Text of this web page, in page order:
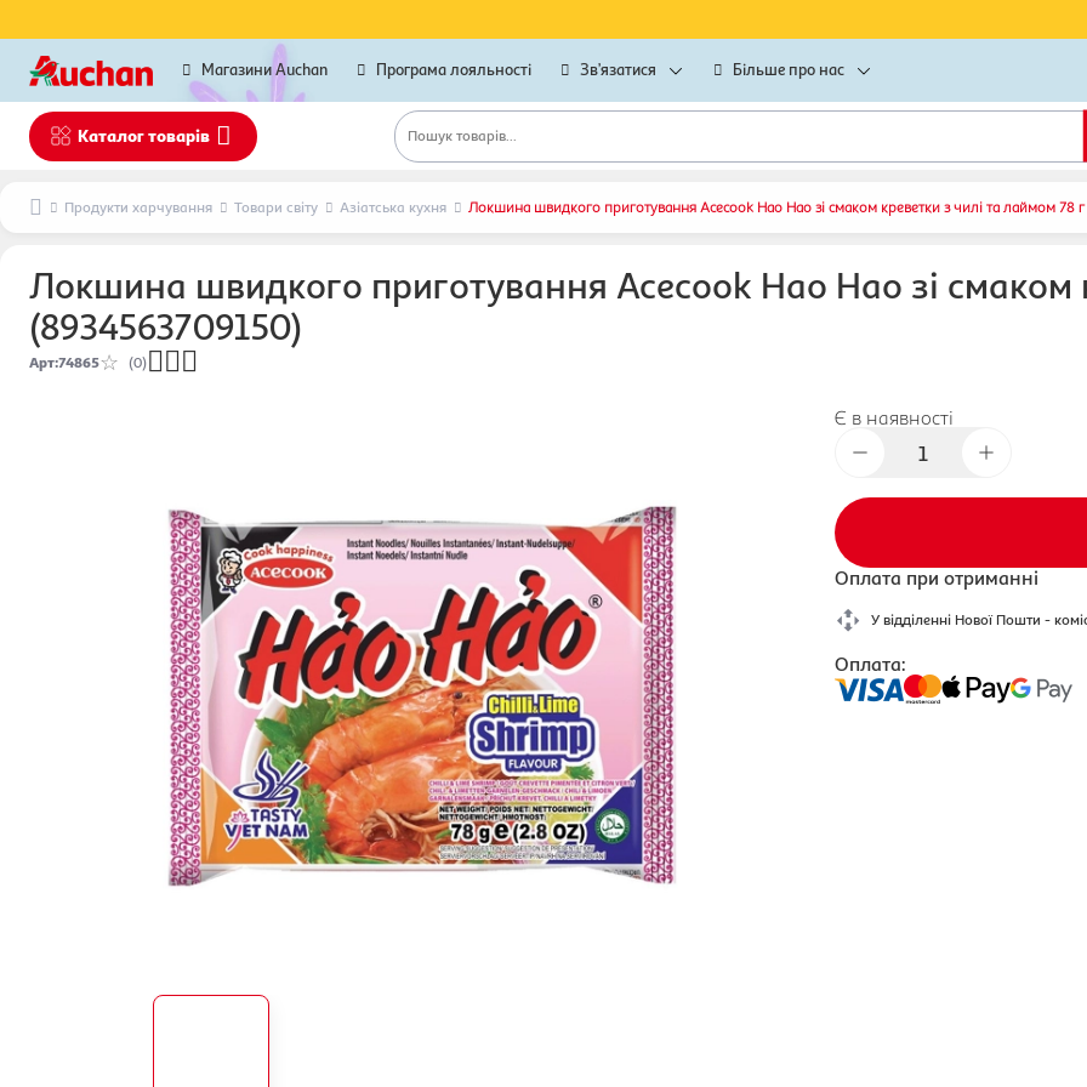
Магазини Auchan Програма лояльності Зв’язатися Більше про нас
Каталог товарів Пошук товарів...
Продукти харчування Товари світу Азіатська кухня Локшина швидкого приготування Acecook Hao Hao зі смаком креветки з чилі та лаймом 78
Локшина швидкого приготування Acecook Hao Hao зі смаком
(8934563709150)
Арт:74865 (0)
Є в наявності
Оплата при отриманні
У відділенні Нової Пошти -
Оплата: